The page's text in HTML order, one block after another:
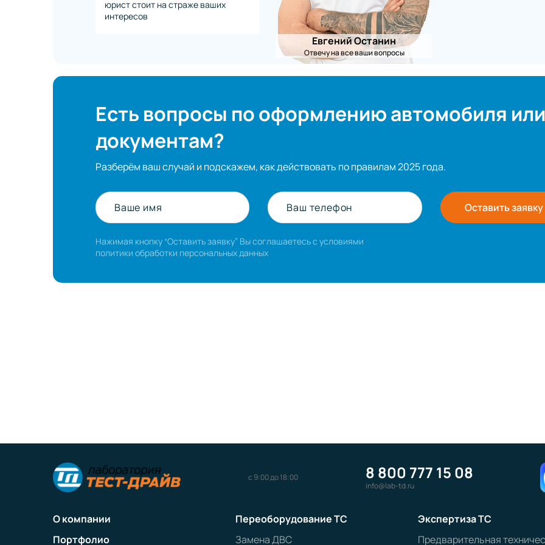
юрист стоит на страже ваших
интересов
Евгений Останин
Отвечу на все ваши вопросы
Есть вопросы по оформлению автомобиля или
документам?
Разберём ваш случай и подскажем, как действовать по правилам 2025 года.
Ваше имя Ваш телефон Оставить заявку
Нажимая кнопку “Оставить заявку” Вы соглашаетесь с условиями
политики обработки персональных данных
с 9:00 до 18:00 8 800 777 15 08
info@lab-td.ru
О компании
Портфолио
Переоборудование ТС
Замена ДВС
Экспертиза ТС
Предварительная